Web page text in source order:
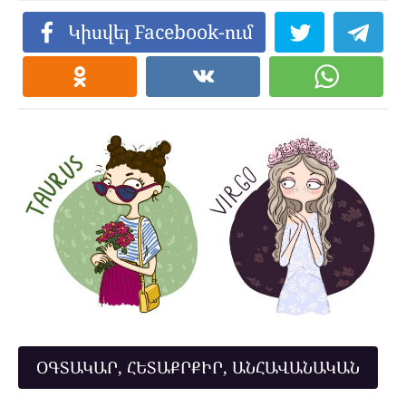
Կիսվել Facebook-ում
ՕԳՏԱԿԱՐ, ՀԵՏԱՔՐՔԻՐ, ԱՆՀԱՎԱՆԱԿԱՆ